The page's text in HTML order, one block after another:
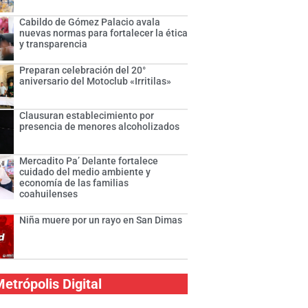
Cabildo de Gómez Palacio avala
nuevas normas para fortalecer la ética
y transparencia
Preparan celebración del 20°
aniversario del Motoclub «Irritilas»
Clausuran establecimiento por
presencia de menores alcoholizados
Mercadito Pa’ Delante fortalece
cuidado del medio ambiente y
economía de las familias
coahuilenses
Niña muere por un rayo en San Dimas
Digital